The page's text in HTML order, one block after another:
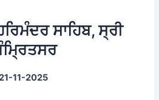
ਸਾਹਿਬ, ਸ੍ਰੀ
11-2025